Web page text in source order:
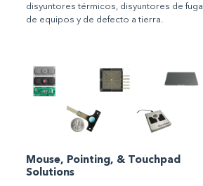
disyuntores térmicos, disyuntores de fuga
de equipos y de defecto a tierra.
Mouse, Pointing, & Touchpad
Solutions